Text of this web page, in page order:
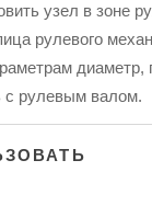
узел в зоне
рулевого
диаметр,
с рулевым валом.